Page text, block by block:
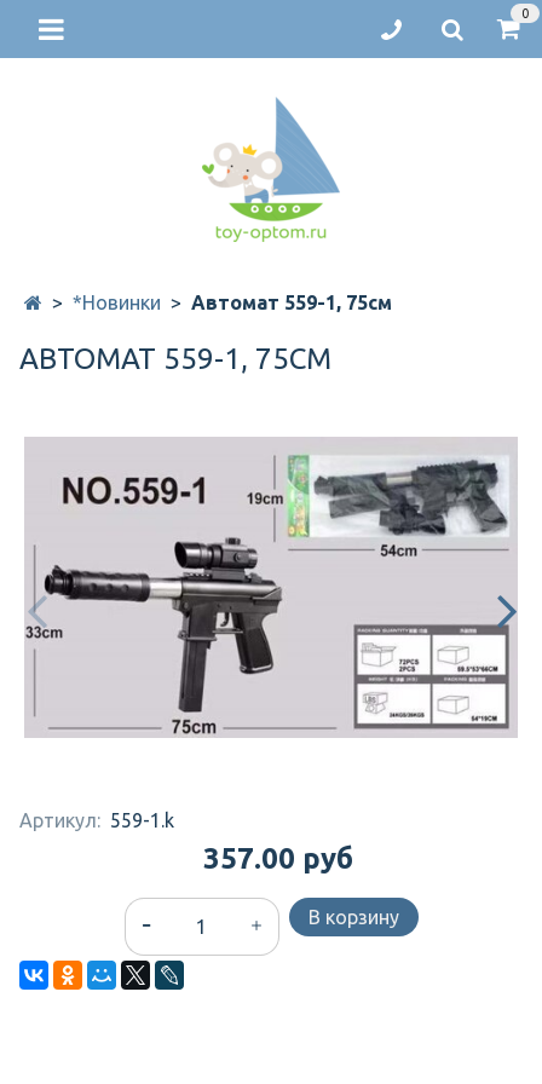
0
*Новинки Автомат 559-1, 75см
АВТОМАТ 559-1, 75СМ
Артикул: 559-1.k
357.00 руб
В корзину